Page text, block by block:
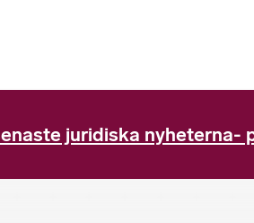
juridiska nyheterna-